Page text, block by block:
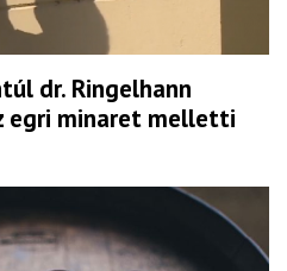
dr. Ringelhann
egri minaret melletti